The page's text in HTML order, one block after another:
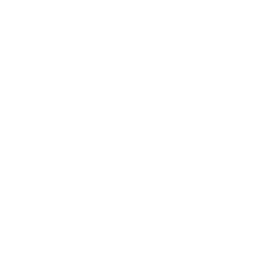
je dvouletá rostlina pocházející z východní Evropy.